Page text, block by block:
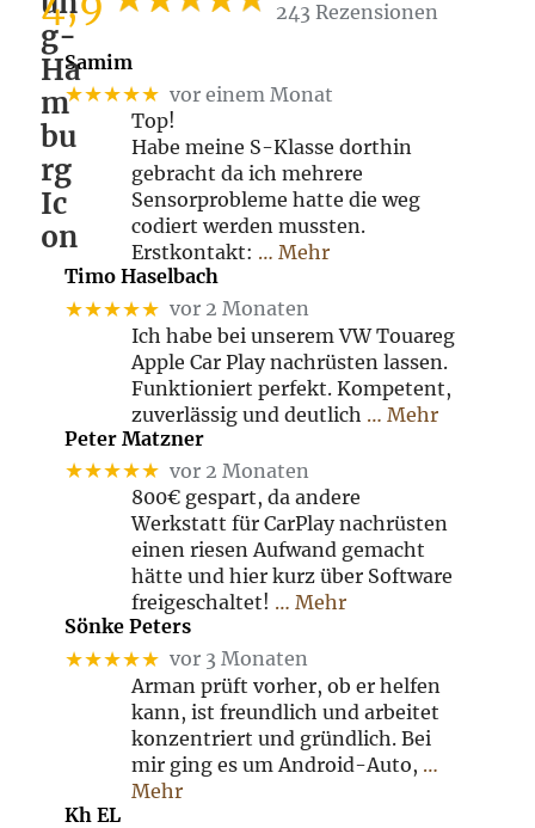
243 Rezensionen
Samim
★★★★★ vor einem Monat
Top!
Habe meine S-Klasse dorthin
gebracht da ich mehrere
Sensorprobleme hatte die weg
codiert werden mussten.
Erstkontakt: … Mehr
Timo Haselbach
★★★★★ vor 2 Monaten
Ich habe bei unserem VW Touareg
Apple Car Play nachrüsten lassen.
Funktioniert perfekt. Kompetent,
zuverlässig und deutlich … Mehr
Peter Matzner
★★★★★ vor 2 Monaten
800€ gespart, da andere
Werkstatt für CarPlay nachrüsten
einen riesen Aufwand gemacht
hätte und hier kurz über Software
freigeschaltet! … Mehr
Sönke Peters
★★★★★ vor 3 Monaten
Arman prüft vorher, ob er helfen
kann, ist freundlich und arbeitet
konzentriert und gründlich. Bei
mir ging es um Android-Auto, …
Mehr
Kh EL